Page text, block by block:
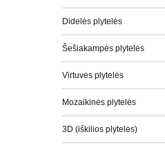
Didelės plytelės
Šešiakampės plytelės
Virtuvės plytelės
Mozaikinės plytelės
3D (iškilios plytelės)